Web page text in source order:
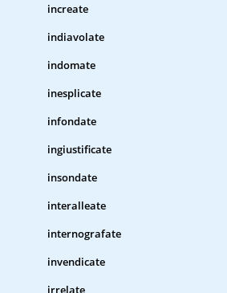
increate
indiavolate
indomate
inesplicate
infondate
ingiustificate
insondate
interalleate
internografate
invendicate
irrelate